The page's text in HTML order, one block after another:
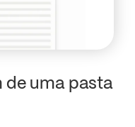
de uma pasta